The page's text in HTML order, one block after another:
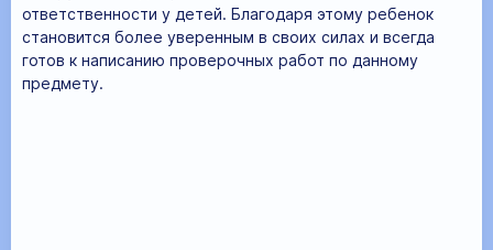
ответственности у детей. Благодаря этому ребенок
становится более уверенным в своих силах и всегда
готов к написанию проверочных работ по данному
предмету.